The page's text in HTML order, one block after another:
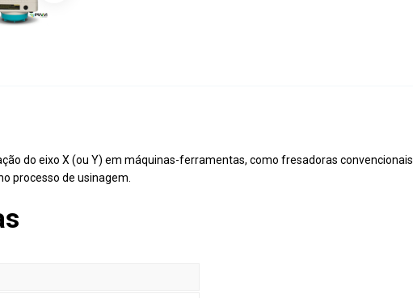
do eixo X (ou Y) em máquinas-ferramentas, como fresadoras convencionais
processo de usinagem.